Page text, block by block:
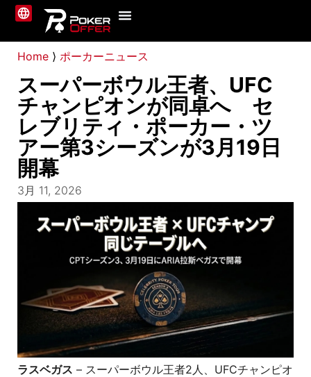
Home ⟩ ポーカーニュース
スーパーボウル王者、UFC
チャンピオンが同卓へ セ
レブリティ・ポーカー・ツ
アー第3シーズンが3月19日
開幕
3月 11, 2026
ラスベガス – スーパーボウル王者2人、UFCチャンピオ